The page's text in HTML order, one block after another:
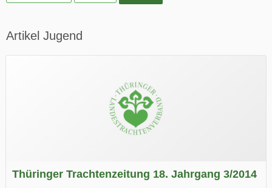
Artikel Jugend
Thüringer Trachtenzeitung 18. Jahrgang 3/2014